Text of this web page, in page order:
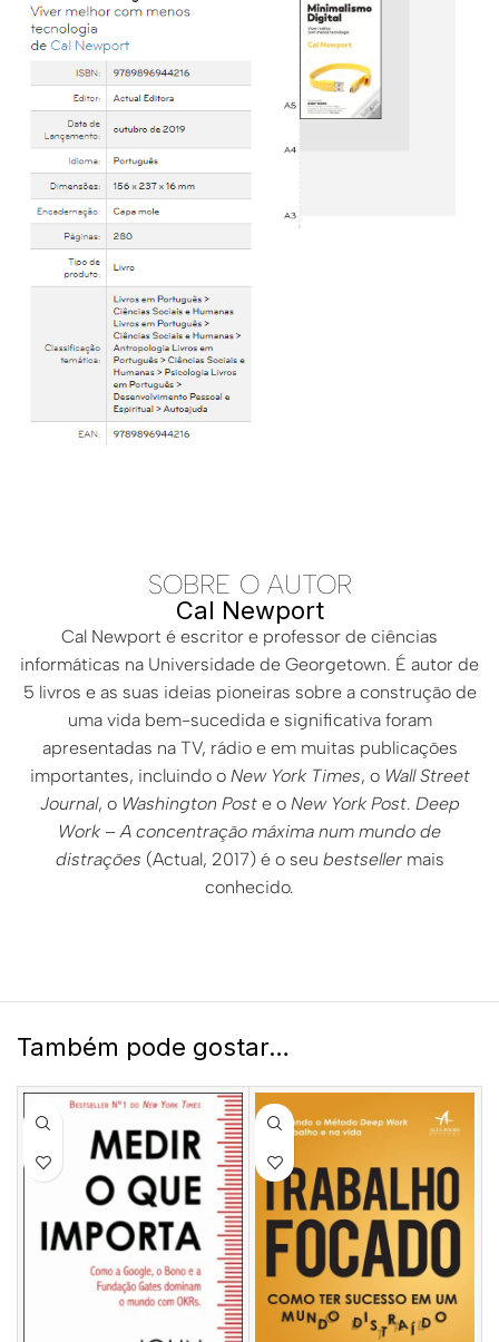
SOBRE O AUTOR
Cal Newport
Cal Newport é escritor e professor de ciências
informáticas na Universidade de Georgetown. É autor de
5 livros e as suas ideias pioneiras sobre a construção de
uma vida bem-sucedida e significativa foram
apresentadas na TV, rádio e em muitas publicações
importantes, incluindo o New York Times, o Wall Street
Journal, o Washington Poste o New York Post. Deep
Work – A concentração máxima num mundo de
distrações (Actual, 2017) é o seu bestsellermais
conhecido.
Também pode gostar…